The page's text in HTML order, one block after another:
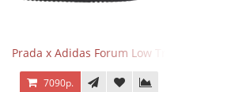
Prada x Adidas Forum Low Triple Black
7090р.